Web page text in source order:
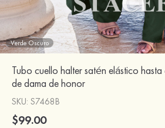
Verde Oscuro
Tubo cuello halter satén elástico hasta
de dama de honor
SKU: S7468B
$99.00